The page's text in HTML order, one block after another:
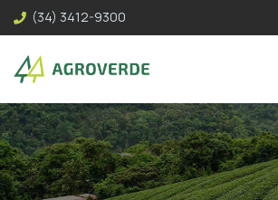
(34) 3412-9300